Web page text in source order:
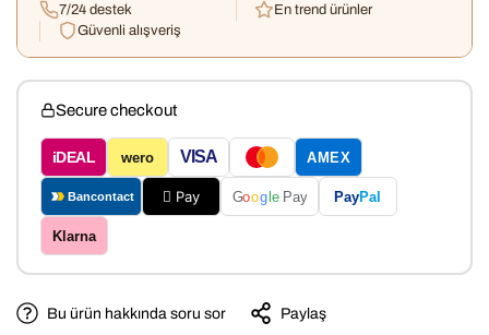
7/24 destek
En trend ürünler
Güvenli alışveriş
Secure checkout
iDEAL wero VISA AMEX
Bancontact  Pay Goog le Pay PayPal
Klarna
Bu ürün hakkında soru sor Paylaş